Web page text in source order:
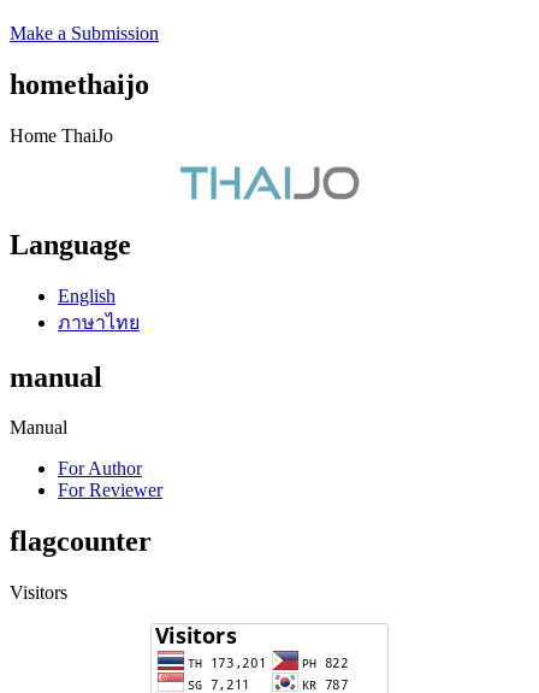
Make a Submission
homethaijo
Home ThaiJo
Language
English
ภาษาไทย
manual
Manual
For Author
For Reviewer
flagcounter
Visitors